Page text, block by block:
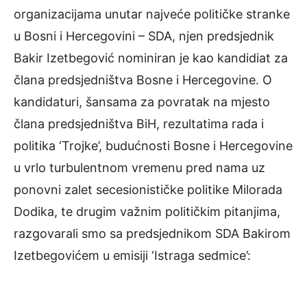
organizacijama unutar najveće političke stranke
u Bosni i Hercegovini – SDA, njen predsjednik
Bakir Izetbegović nominiran je kao kandidiat za
člana predsjedništva Bosne i Hercegovine. O
kandidaturi, šansama za povratak na mjesto
člana predsjedništva BiH, rezultatima rada i
politika ‘Trojke’, budućnosti Bosne i Hercegovine
u vrlo turbulentnom vremenu pred nama uz
ponovni zalet secesionističke politike Milorada
Dodika, te drugim važnim političkim pitanjima,
razgovarali smo sa predsjednikom SDA Bakirom
Izetbegovićem u emisiji ‘Istraga sedmice’: